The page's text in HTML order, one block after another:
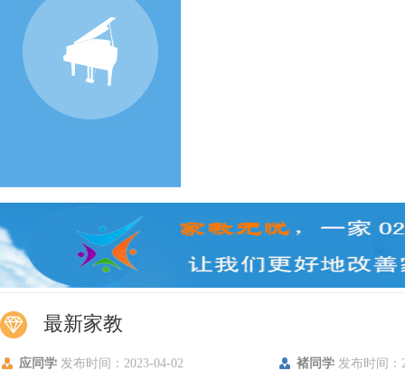
最新家教
应同学 发布时间：2023-04-02
褚同学发布时间：